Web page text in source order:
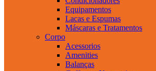
Equipamentos
Lacas e Espumas
Máscaras e Tratamentos
Corpo
Acessorios
Amenities
Balanças